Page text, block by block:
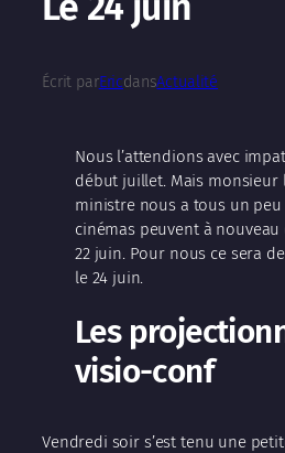
Écrit parEricdansActualité
Nous l’attendions avec
début juillet. Mais monsieur
ministre nous a tous un
cinémas peuvent à
22 juin. Pour nous ce sera
le 24 juin.
Les
visio-conf
Vendredi soir s’est tenu une